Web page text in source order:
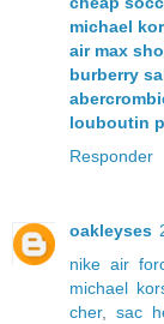
michael
air max
burberry
louboutin
Responder
oakleyses
nike air
michael
cher, sac